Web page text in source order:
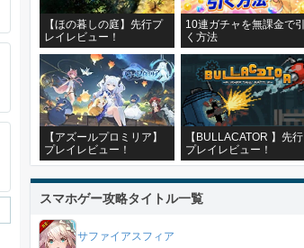
【ほの暮しの庭】先行プ
レイレビュー！
10連ガチャを無課金で引
く方法
【アズールプロミリア】
プレイレビュー！
【BULLACATOR 】先行
プレイレビュー！
スマホゲー攻略タイトル一覧
サファイアスフィア